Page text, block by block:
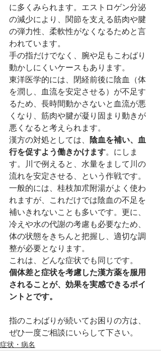
に多くみられます。エストロゲン分泌
の減少により、関節を支える筋肉や腱
の弾力性、柔軟性がなくなるためと言
われています。
手の指だけでなく、腕や足もこわばり
動かしにくいケースもあります。
東洋医学的には、閉経前後に陰血（体
を潤し、血流を安定させる）が不足す
るため、長時間動かさないと血流が悪
くなり、筋肉や腱が凝り固まり動きが
悪くなると考えられます。
漢方の対処としては、
陰血を補い、血
行を促すよう働きかけます。にしま
す。川で例えると、水量をまして川の
流れを安定させる、という作戦です。
一般的には、桂枝加朮附湯がよく使わ
れますが、これだけでは陰血の不足を
補いきれないことも多いです。更に、
冷えや水の代謝の考慮も必要なため、
体の状態をきちんと把握し、適切な調
整が必要となります。
これは、どんな症状でも同じです。
個体差と症状を考慮した漢方薬を服用
されることが、効果を実感できるポイ
ントとです。
指のこわばりが続いてお困りの方は、
ぜひ一度ご相談にいらして下さい。
症状・病名